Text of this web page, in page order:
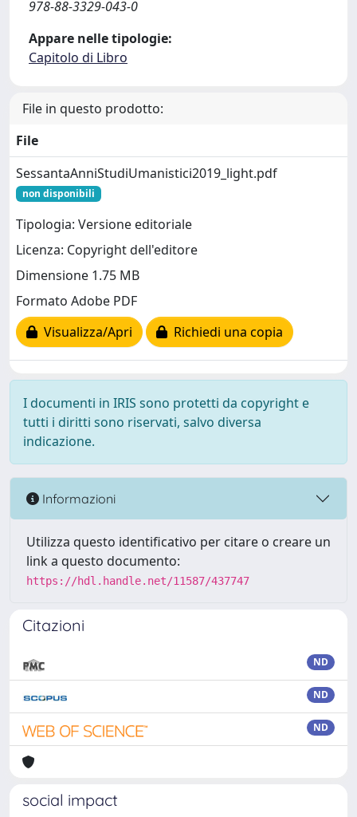
978-88-3329-043-0
Appare nelle tipologie:
Capitolo di Libro
File in questo prodotto:
File
SessantaAnniStudiUmanistici2019_light.pdf
non disponibili
Tipologia: Versione editoriale
Licenza: Copyright dell'editore
Dimensione 1.75 MB
Formato Adobe PDF
Visualizza/Apri
Richiedi una copia
I documenti in IRIS sono protetti da copyright e
tutti i diritti sono riservati, salvo diversa
indicazione.
Informazioni
Utilizza questo identificativo per citare o creare un
link a questo documento:
https://hdl.handle.net/11587/437747
Citazioni
ND
ND
ND
social impact